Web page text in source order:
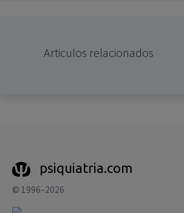
Articulos relacionados
psiquiatria.com
© 1996–2026